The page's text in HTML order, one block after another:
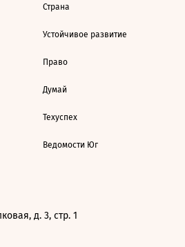
Страна
Устойчивое развитие
Право
Думай
Техуспех
Ведомости Юг
д. 3, стр. 1